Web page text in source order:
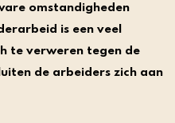
omstandigheden
is een veel
te verweren tegen de
de arbeiders zich aan